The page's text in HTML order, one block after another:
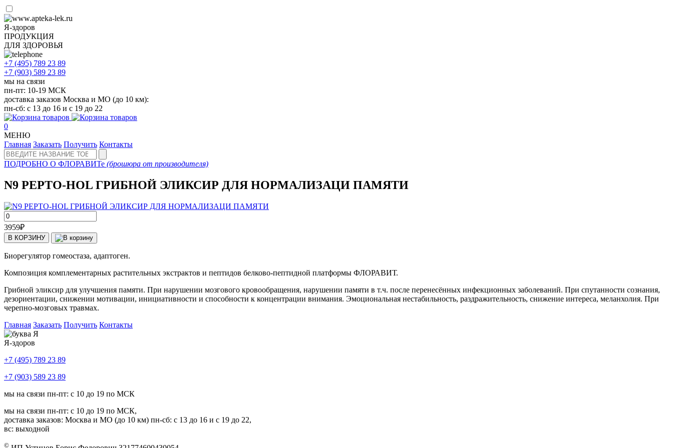
Я-здоров
ПРОДУКЦИЯ
ДЛЯ ЗДОРОВЬЯ
+7 (495) 789 23 89
+7 (903) 589 23 89
мы на связи
пн-пт: 10-19 МСК
доставка заказов Москва и МО (до 10 км):
пн-сб: с 13 до 16 и с 19 до 22
0
МЕНЮ
Главная Заказать Получить Контакты
ПОДРОБНО О ФЛОРАВИТе (брошюра от производителя)
N9 PEPTO-HOL ГРИБНОЙ ЭЛИКСИР ДЛЯ НОРМАЛИЗАЦИ ПАМЯТИ
3959₽
В КОРЗИНУ
Биорегулятор гомеостаза, адаптоген.
Композиция комплементарных растительных экстрактов и пептидов белково-пептидной платформы ФЛОРАВИТ.
Грибной эликсир для улучшения памяти. При нарушении мозгового кровообращения, нарушении памяти в т.ч. после перенесённых инфекционных заболеваний. При спутанности сознания,
дезориентации, снижении мотивации, инициативности и способности к концентрации внимания. Эмоциональная нестабильность, раздражительность, снижение интереса, меланхолия. При
черепно-мозговых травмах.
Главная Заказать Получить Контакты
Я-здоров
+7 (495) 789 23 89
+7 (903) 589 23 89
мы на связи пн-пт: с 10 до 19 по МСК
мы на связи пн-пт: с 10 до 19 по МСК,
доставка заказов: Москва и МО (до 10 км) пн-сб: с 13 до 16 и с 19 до 22,
вс: выходной
©